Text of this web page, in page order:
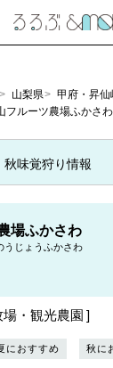
山梨県 甲府・昇仙
フルーツ農場ふかさわ
秋味覚狩り情報
場ふかさわ
うじょうふかさわ
場・観光農園
におすすめ 秋に